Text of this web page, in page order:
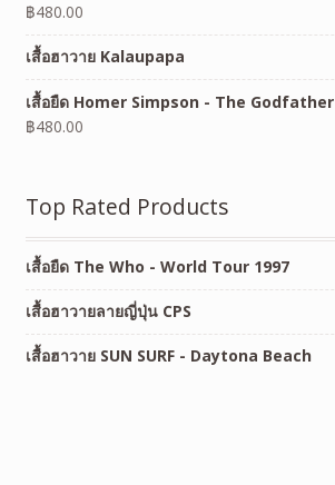
฿480.00
เสื้อฮาวาย Kalaupapa
เสื้อยืด Homer Simpson - The Godfather
฿480.00
Top Rated Products
เสื้อยืด The Who - World Tour 1997
เสื้อฮาวายลายญี่ปุ่น CPS
เสื้อฮาวาย SUN SURF - Daytona Beach